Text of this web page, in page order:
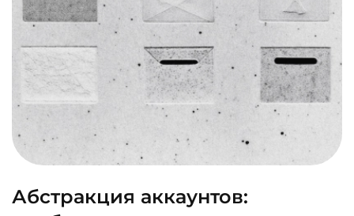
Абстракция аккаунтов: